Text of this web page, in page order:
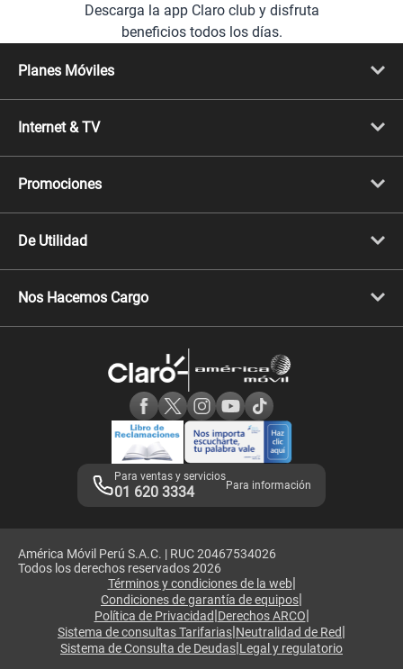
Descarga la app Claro club y disfruta
beneficios todos los días.
Planes Móviles
Línea Nueva
Línea Adicional
Migración
Internet & TV
Internet + TV
Mejora tu plan
Promociones
Celulares iPhone
Celulares Samsung
Celulares Motorola
De Utilidad
Llamada por llamada
Comprobantes electrónicos
Consulta de IMEI
Nos Hacemos Cargo
Consulta de reclamos
Adquirientes iPhone 6, 6S y SE
Mensaje de Seguridad
Términos y Condiciones de Tienda Claro
Libro de Reclamaciones
Legales de marketplace
Para ventas y servicios
01 620 3334 Para información
América Móvil Perú S.A.C. | RUC 20467534026
Todos los derechos reservados 2026
Términos y condiciones de la web|
Condiciones de garantía de equipos|
Política de Privacidad|Derechos ARCO|
Sistema de consultas Tarifarias|Neutralidad de Red|
Sistema de Consulta de Deudas|Legal y regulatorio